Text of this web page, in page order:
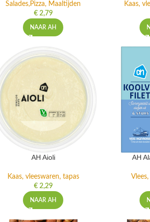
Salades,Pizza, Maaltijden
€2,79
NAAR AH
Kaas,
AH Aioli
Kaas, vleeswaren, tapas
€2,29
NAAR AH
AH